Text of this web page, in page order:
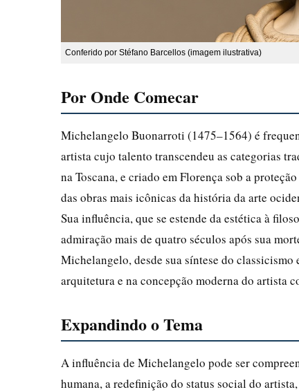
Conferido por Stéfano Barcellos (imagem ilustrativa)
Por Onde Comecar
Michelangelo Buonarroti (1475–1564) é
artista cujo talento transcendeu as categorias
na Toscana, e criado em Florença sob a
das obras mais icônicas da história da arte
Sua influência, que se estende da estética à
admiração mais de quatro séculos após sua
Michelangelo, desde sua síntese do
arquitetura e na concepção moderna do artista
Expandindo o Tema
A influência de Michelangelo pode ser
humana, a redefinição do status social do